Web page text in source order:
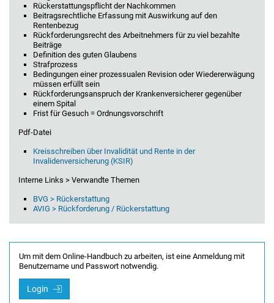
Rückerstattungspflicht der Nachkommen
Beitragsrechtliche Erfassung mit Auswirkung auf den
Rentenbezug
Rückforderungsrecht des Arbeitnehmers für zu viel bezahlte
Beiträge
Definition des guten Glaubens
Strafprozess
Bedingungen einer prozessualen Revision oder Wiedererwägung
müssen erfüllt sein
Rückforderungsanspruch der Krankenversicherer gegenüber
einem Spital
Frist für Gesuch = Ordnungsvorschrift
Pdf-Datei
Kreisschreiben über Invalidität und Rente in der
Invalidenversicherung (KSIR)
Interne Links > Verwandte Themen
BVG > Rückerstattung
AVIG > Rückforderung / Rückerstattung
Um mit dem Online-Handbuch zu arbeiten, ist eine Anmeldung mit
Benutzername und Passwort notwendig.
Login